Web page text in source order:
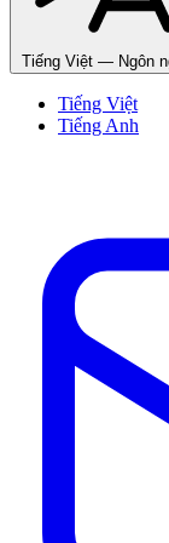
Tiếng Việt — Ngôn
Tiếng Việt
Tiếng Anh